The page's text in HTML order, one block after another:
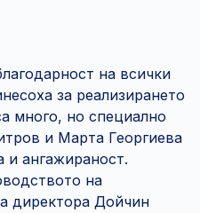
на всички
за реализирането
много, но специално
и Марта Георгиева
и ангажираност.
на
директора Дойчин